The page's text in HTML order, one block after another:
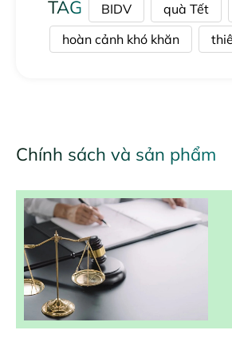
TAG BIDV quà Tết
hoàn cảnh khó khăn
Chính sách và sản phẩm